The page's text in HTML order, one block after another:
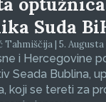
Suda
| 5. Augusta
i Hercegovine
Seada Bublina,
koji se tereti za